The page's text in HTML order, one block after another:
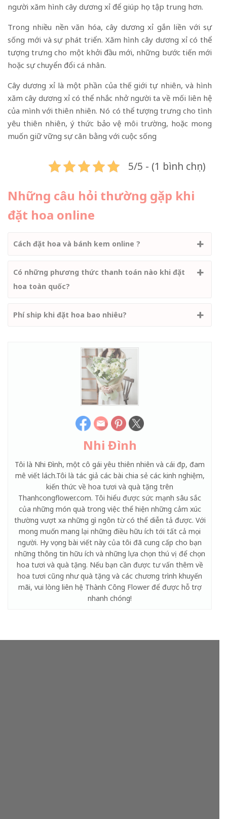
người xăm hình cây dương xỉ để giúp họ tập trung hơn.
Trong nhiều nền văn hóa, cây dương xỉ gắn liền với sự
sống mới và sự phát triển. Xăm hình cây dương xỉ có thể
tượng trưng cho một khởi đầu mới, những bước tiến mới
hoặc sự chuyển đổi cá nhân.
Cây dương xỉ là một phần của thế giới tự nhiên, và hình
xăm cây dương xỉ có thể nhắc nhở người ta về mối liên hệ
của mình với thiên nhiên. Nó có thể tượng trưng cho tình
yêu thiên nhiên, ý thức bảo vệ môi trường, hoặc mong
muốn giữ vững sự cân bằng với cuộc sống
5/5 - (1 bình chọn)
Những câu hỏi thường gặp khi
đặt hoa online
Cách đặt hoa và bánh kem online ?
Có những phương thức thanh toán nào khi đặt
hoa toàn quốc?
Phí ship khi đặt hoa bao nhiêu?
Nhi Đình
Tôi là Nhi Đình, một cô gái yêu thiên nhiên và cái đẹp, đam
mê viết lách.Tôi là tác giả các bài chia sẻ các kinh nghiệm,
kiến thức về hoa tươi và quà tặng trên
Thanhcongflower.com. Tôi hiểu được sức mạnh sâu sắc
của những món quà trong việc thể hiện những cảm xúc
thường vượt xa những gì ngôn từ có thể diễn tả được. Với
mong muốn mang lại những điều hữu ích tới tất cả mọi
người. Hy vọng bài viết này của tôi đã cung cấp cho bạn
những thông tin hữu ích và những lựa chọn thú vị để chọn
hoa tươi và quà tặng. Nếu bạn cần được tư vấn thêm về
hoa tươi cũng như quà tặng và các chương trình khuyến
mãi, vui lòng liên hệ Thành Công Flower để được hỗ trợ
nhanh chóng!